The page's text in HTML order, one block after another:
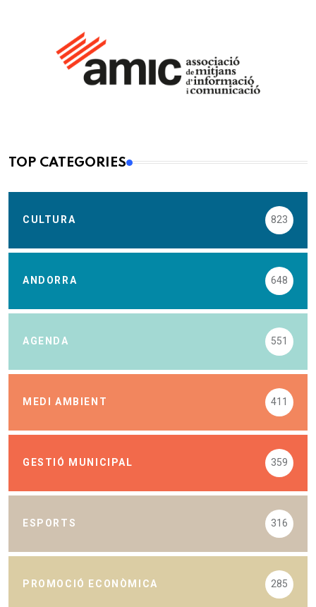
TOP CATEGORIES
CULTURA 823
ANDORRA 648
AGENDA 551
MEDI AMBIENT 411
GESTIÓ MUNICIPAL 359
ESPORTS 316
PROMOCIÓ ECONÒMICA 285